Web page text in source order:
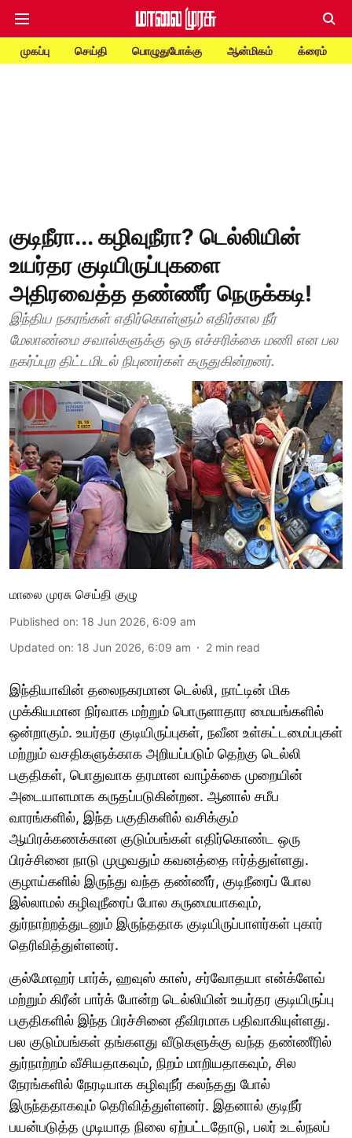
முகப்பு செய்தி பொழுதுபோக்கு ஆன்மிகம் க்ரைம்
குடிநீரா... கழிவுநீரா? டெல்லியின்
உயர்தர குடியிருப்புகளை
அதிரவைத்த தண்ணீர் நெருக்கடி!
இந்திய நகரங்கள் எதிர்கொள்ளும் எதிர்கால நீர்
மேலாண்மை சவால்களுக்கு ஒரு எச்சரிக்கை மணி என பல
நகர்ப்புற திட்டமிடல் நிபுணர்கள் கருதுகின்றனர்.
மாலை முரசு செய்தி குழு
Published on: 18 Jun 2026, 6:09 am
Updated on: 18 Jun 2026, 6:09 am 2 min read
இந்தியாவின் தலைநகரமான டெல்லி, நாட்டின் மிக
முக்கியமான நிர்வாக மற்றும் பொருளாதார மையங்களில்
ஒன்றாகும். உயர்தர குடியிருப்புகள், நவீன உள்கட்டமைப்புகள்
மற்றும் வசதிகளுக்காக அறியப்படும் தெற்கு டெல்லி
பகுதிகள், பொதுவாக தரமான வாழ்க்கை முறையின்
அடையாளமாக கருதப்படுகின்றன. ஆனால் சமீப
வாரங்களில், இந்த பகுதிகளில் வசிக்கும்
ஆயிரக்கணக்கான குடும்பங்கள் எதிர்கொண்ட ஒரு
பிரச்சினை நாடு முழுவதும் கவனத்தை ஈர்த்துள்ளது.
குழாய்களில் இருந்து வந்த தண்ணீர், குடிநீரைப் போல
இல்லாமல் கழிவுநீரைப் போல கருமையாகவும்,
துர்நாற்றத்துடனும் இருந்ததாக குடியிருப்பாளர்கள் புகார்
தெரிவித்துள்ளனர்.
குல்மோஹர் பார்க், ஹவுஸ் காஸ், சர்வோதயா என்க்ளேவ்
மற்றும் கிரீன் பார்க் போன்ற டெல்லியின் உயர்தர குடியிருப்பு
பகுதிகளில் இந்த பிரச்சினை தீவிரமாக பதிவாகியுள்ளது.
பல குடும்பங்கள் தங்களது வீடுகளுக்கு வந்த தண்ணீரில்
துர்நாற்றம் வீசியதாகவும், நிறம் மாறியதாகவும், சில
நேரங்களில் நேரடியாக கழிவுநீர் கலந்தது போல்
இருந்ததாகவும் தெரிவித்துள்ளனர். இதனால் குடிநீர்
பயன்படுத்த முடியாத நிலை ஏற்பட்டதோடு, பலர் உடல்நலப்